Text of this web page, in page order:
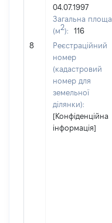
8
04.07.1997
Загальна площа
(м2):
116
Реєстраційний
номер
(кадастровий
номер для
земельної
ділянки):
[Конфіденційна
інформація]